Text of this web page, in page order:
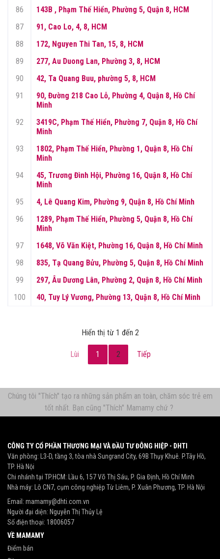
86
143B , Phạm Thế Hiển, Phường 5, Quận 8, HCM
87
91, Cao Lo, 4, 8, HCM
88
172, Nguyen Thi Tan, 15, 8, HCM
89
277, Au Duong Lan, Phường 3, 8, HCM
90
42, Ta Quang Buu, phường 5, 8, HCM
91
90, Đường 218 Cao Lỗ, Phường 4, Quận 8, Hồ Chí
Minh
92
3419C, Phạm Thế Hiển, Phường 7, Quận 8, Hồ Chí
Minh
93
1802, Phạm Thế Hiển, Phường 1, Quận 8, Hồ Chí
Minh
94
45, Trương Đình Hội, Phường 16, Quận 8, Hồ Chí
Minh
95
4, Lê Quang Kim, Phường 9, Quận 8, Hồ Chí Minh
96
1289, Phạm Thế Hiển, Phường 5, Quận 8, Hồ Chí
Minh
97
1648, Võ Văn Kiệt, Phường 16, Quận 8, Hồ Chí Minh
98
835, Tạ Quang Bửu, Phường 5, Quận 8, Hồ Chí Minh
99
297, Âu Dương Lân, Phường 2, Quận 8, Hồ Chí Minh
100
40, Tuy Lý Vương, Phường 13, Quận 8, Hồ Chí Minh
Hiển thị từ 1 đến 2
Lùi 1 2 Tiếp
Chúng tôi "Thích" tạo ra những sản phẩm an toàn, chăm sóc trẻ em
tốt nhất. Bạn cũng "Thích" Mamamy chứ ?
CÔNG TY CỔ PHẦN THƯƠNG MẠI VÀ ĐẦU TƯ ĐÔNG HIỆP - DHTI
Văn phòng: L3-D, tầng 3, tòa nhà Sungrand City, 69B Thụy Khuê. P.Tây Hồ,
TP. Hà Nội
Chi nhánh tại TP.HCM: Lầu 6, 157 Võ Thị Sáu, P. Gia Định, Hồ Chí Minh
Nhà máy: Lô CN7, cụm công nghiệp Từ Liêm, P. Xuân Phương, TP. Hà Nội
Email: mamamy@dhti.com.vn
Người đại diện: Nguyễn Thị Thủy Lệ
Số điện thoại: 18006057
VỀ MAMAMY
Điểm bán